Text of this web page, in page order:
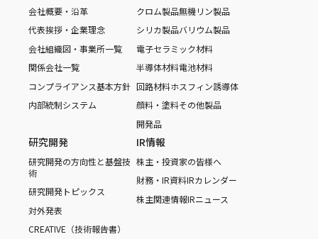
会社概要・沿革
代表挨拶・企業理念
会社組織図・事業所一覧
関係会社一覧
コンプライアンス基本方針
内部統制システム
クロム製品無機リン製品
シリカ製品バリウム製品
電子セラミック材料
半導体材料電池材料
回路材料ホスフィン誘導体
顔料・塗料その他製品
開発品
研究開発
研究開発の方向性と基盤技
術
研究開発トピックス
対外発表
CREATIVE（技術報告書）
IR情報
株主・投資家の皆様へ
財務・IR資料IRカレンダー
株主関連情報IRニュース